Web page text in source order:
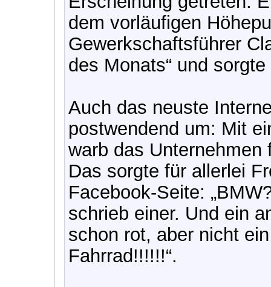
dem vorläufigen
Gewerkschaftsführer
des Monats“ und
Auch das neuste
postwendend um: Mit
warb das Unternehmen
Das sorgte für allerlei
Facebook-Seite:
schrieb einer. Und ein
schon rot, aber nicht
Fahrrad!!!!!!“.